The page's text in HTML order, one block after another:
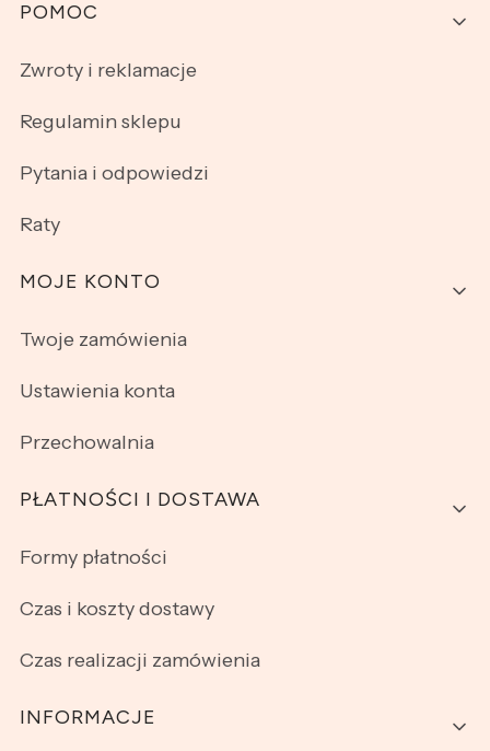
Linki w stopce
POMOC
Zwroty i reklamacje
Regulamin sklepu
Pytania i odpowiedzi
Raty
MOJE KONTO
Twoje zamówienia
Ustawienia konta
Przechowalnia
PŁATNOŚCI I DOSTAWA
Formy płatności
Czas i koszty dostawy
Czas realizacji zamówienia
INFORMACJE